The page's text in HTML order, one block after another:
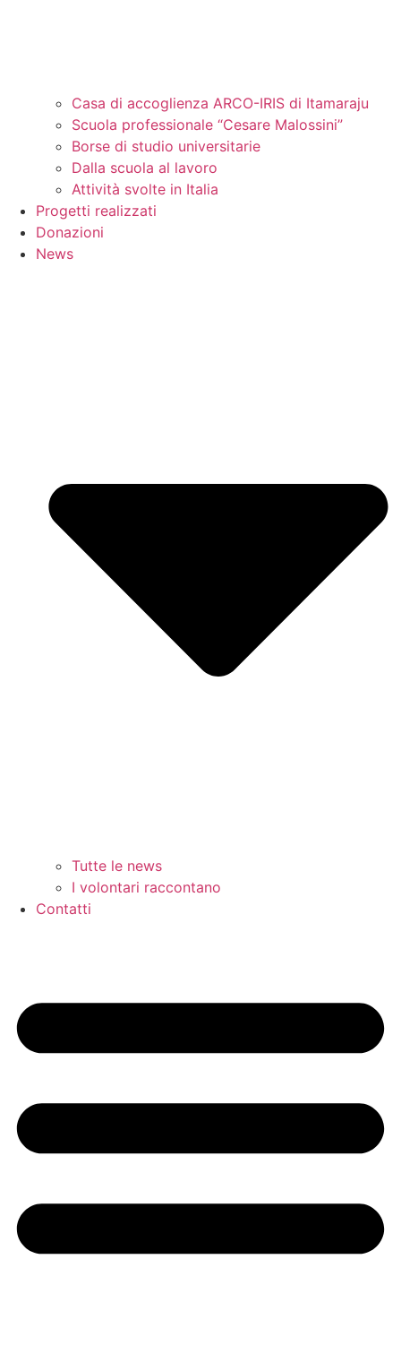
Casa di accoglienza ARCO-IRIS di Itamaraju
Scuola professionale “Cesare Malossini”
Borse di studio universitarie
Dalla scuola al lavoro
Attività svolte in Italia
Progetti realizzati
Donazioni
News
Tutte le news
I volontari raccontano
Contatti